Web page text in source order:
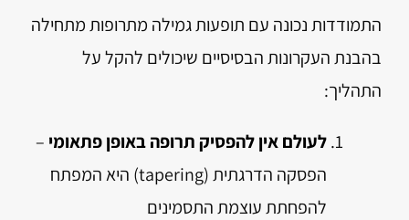
התמודדות נכונה עם תופעות גמילה מתרופות מתחילה
בהבנת העקרונות הבסיסיים שיכולים להקל על
התהליך:
לעולם אין להפסיק תרופה באופן פתאומי –
הפסקה הדרגתית (tapering) היא המפתח
להפחתת עוצמת התסמינים